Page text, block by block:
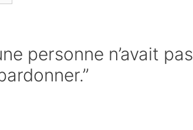
personne n’avait pas